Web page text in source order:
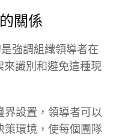
關係
強調組織領導者在
來識別和避免這種現
界設置，領導者可以
策環境，使每個團隊